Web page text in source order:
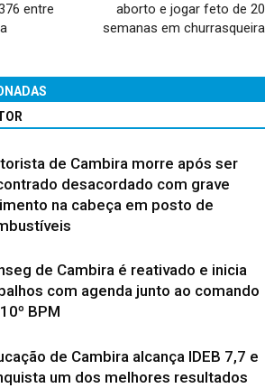
entre
aborto e jogar feto de 20
semanas em churrasqueira
de Cambira morre após ser
desacordado com grave
na cabeça em posto de
de Cambira é reativado e inicia
com agenda junto ao comando
BPM
de Cambira alcança IDEB 7,7 e
um dos melhores resultados